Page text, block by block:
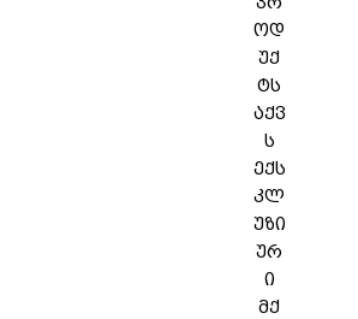
ოდ
უქ
ტს
აქვ
ს
ექს
კლ
უზი
ურ
ი
მქ